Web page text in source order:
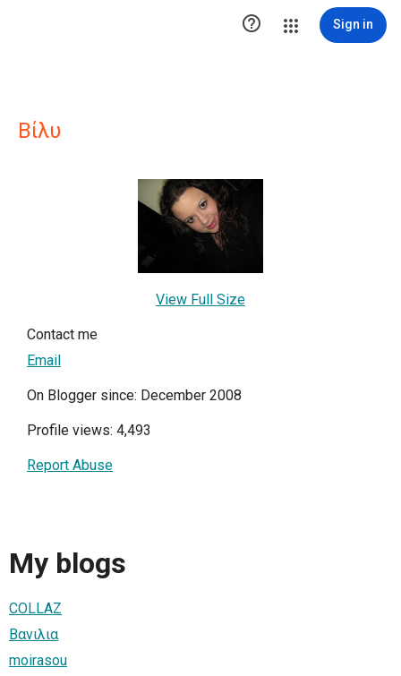
 Sign in
Βίλυ
View Full Size
Contact me
Email
On Blogger since: December 2008
Profile views: 4,493
Report Abuse
My blogs
COLLAZ
Βανιλια
moirasou